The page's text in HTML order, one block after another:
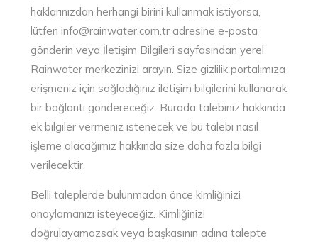
haklarınızdan herhangi birini kullanmak istiyorsa,
lütfen info@rainwater.com.tr adresine e-posta
gönderin veya İletişim Bilgileri sayfasından yerel
Rainwater merkezinizi arayın. Size gizlilik portalımıza
erişmeniz için sağladığınız iletişim bilgilerini kullanarak
bir bağlantı göndereceğiz. Burada talebiniz hakkında
ek bilgiler vermeniz istenecek ve bu talebi nasıl
işleme alacağımız hakkında size daha fazla bilgi
verilecektir.
Belli taleplerde bulunmadan önce kimliğinizi
onaylamanızı isteyeceğiz. Kimliğinizi
doğrulayamazsak veya başkasının adına talepte